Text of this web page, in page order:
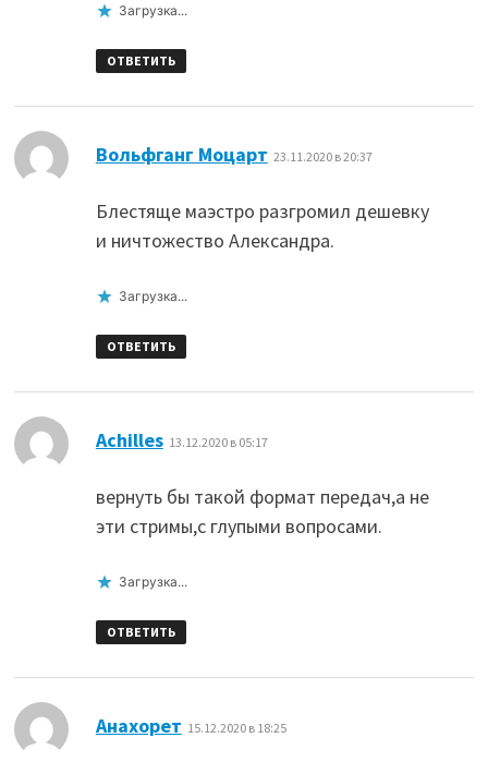
Загрузка...
ОТВЕТИТЬ
Вольфганг Моцарт 23.11.2020 в 20:37
Блестяще маэстро разгромил дешевку
и ничтожество Александра.
Загрузка...
ОТВЕТИТЬ
Achilles: 13.12.2020 в 05:17
вернуть бы такой формат передач,а не
эти стримы,с глупыми вопросами.
Загрузка...
ОТВЕТИТЬ
Анахорет 15.12.2020 в 18:25